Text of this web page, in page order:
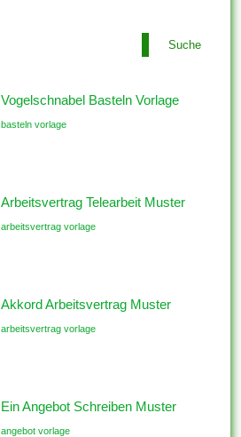
Suche
Vogelschnabel Basteln Vorlage
basteln vorlage
Arbeitsvertrag Telearbeit Muster
arbeitsvertrag vorlage
Akkord Arbeitsvertrag Muster
arbeitsvertrag vorlage
Ein Angebot Schreiben Muster
angebot vorlage